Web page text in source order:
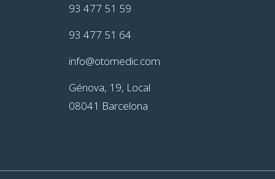
93 477 51 59
93 477 51 64
info@otomedic.com
Génova, 19, Local
08041 Barcelona